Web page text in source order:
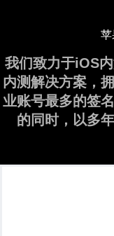
苹
我们致力于iOS
内测解决方案，
业账号最多的签
的同时，以多